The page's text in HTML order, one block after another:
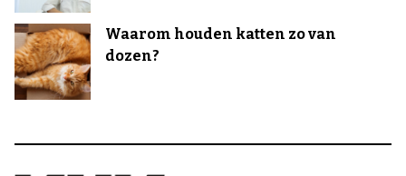
Waarom houden katten zo van
dozen?